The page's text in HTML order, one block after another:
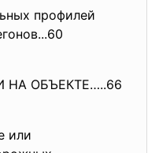
профилей
НА ОБЪЕКТЕ…..66
или